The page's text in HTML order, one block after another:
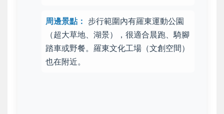
周邊景點： 步行範圍內有羅東運動公園
（超大草地、湖景），很適合晨跑、騎腳
踏車或野餐。羅東文化工場（文創空間）
也在附近。